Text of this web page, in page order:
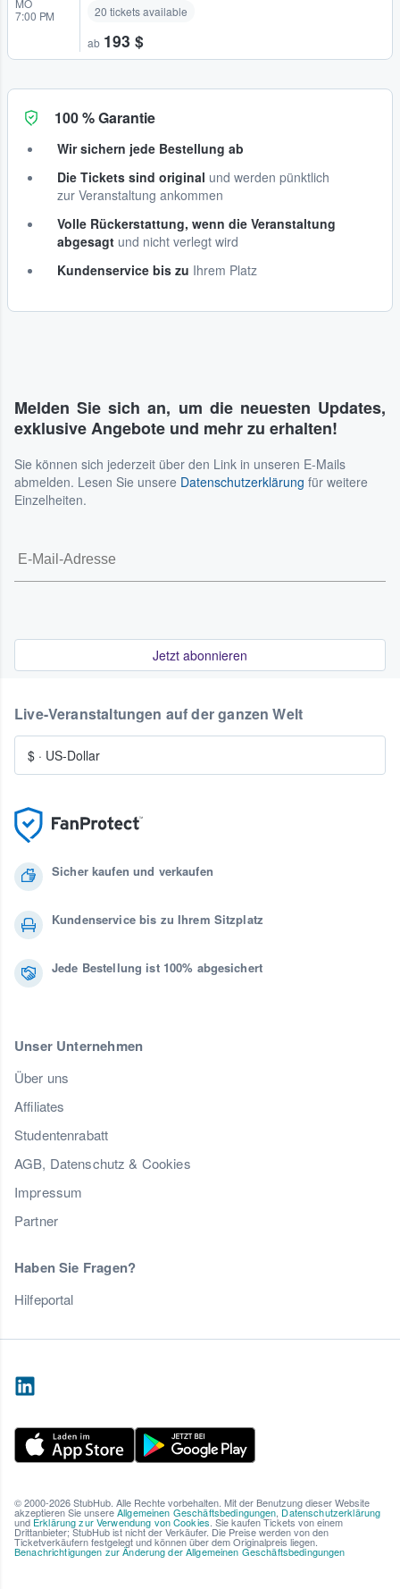
7:00 PM
20 tickets available
ab 193 $
100 % Garantie
Wir sichern jede Bestellung ab
Die Tickets sind original und werden pünktlich
zur Veranstaltung ankommen
Volle Rückerstattung, wenn die Veranstaltung
abgesagt und nicht verlegt wird
Kundenservice bis zu Ihrem Platz
Melden Sie sich an, um die neuesten Updates,
exklusive Angebote und mehr zu erhalten!
Sie können sich jederzeit über den Link in unseren E-Mails
abmelden. Lesen Sie unsere Datenschutzerklärung für weitere
Einzelheiten.
Jetzt abonnieren
Sicher kaufen und verkaufen
Kundenservice bis zu Ihrem Sitzplatz
Jede Bestellung ist 100% abgesichert
Unser Unternehmen
Über uns
Affiliates
Studentenrabatt
AGB, Datenschutz & Cookies
Impressum
Partner
Haben Sie Fragen?
Hilfeportal
Live-Veranstaltungen auf der ganzen Welt
$ · US-Dollar
© 2000-2026 StubHub. Alle Rechte vorbehalten. Mit der Benutzung dieser Website
akzeptieren Sie unsereAllgemeinen Geschäftsbedingungen Datenschutzerklärung
und Erklärung zur Verwendung von Cookies . Sie kaufen Tickets von einem
Drittanbieter; StubHub ist nicht der Verkäufer. Die Preise werden von den
Ticketverkäufern festgelegt und können über dem Originalpreis liegen.
Benachrichtigungen zur Änderung der Allgemeinen Geschäftsbedingungen